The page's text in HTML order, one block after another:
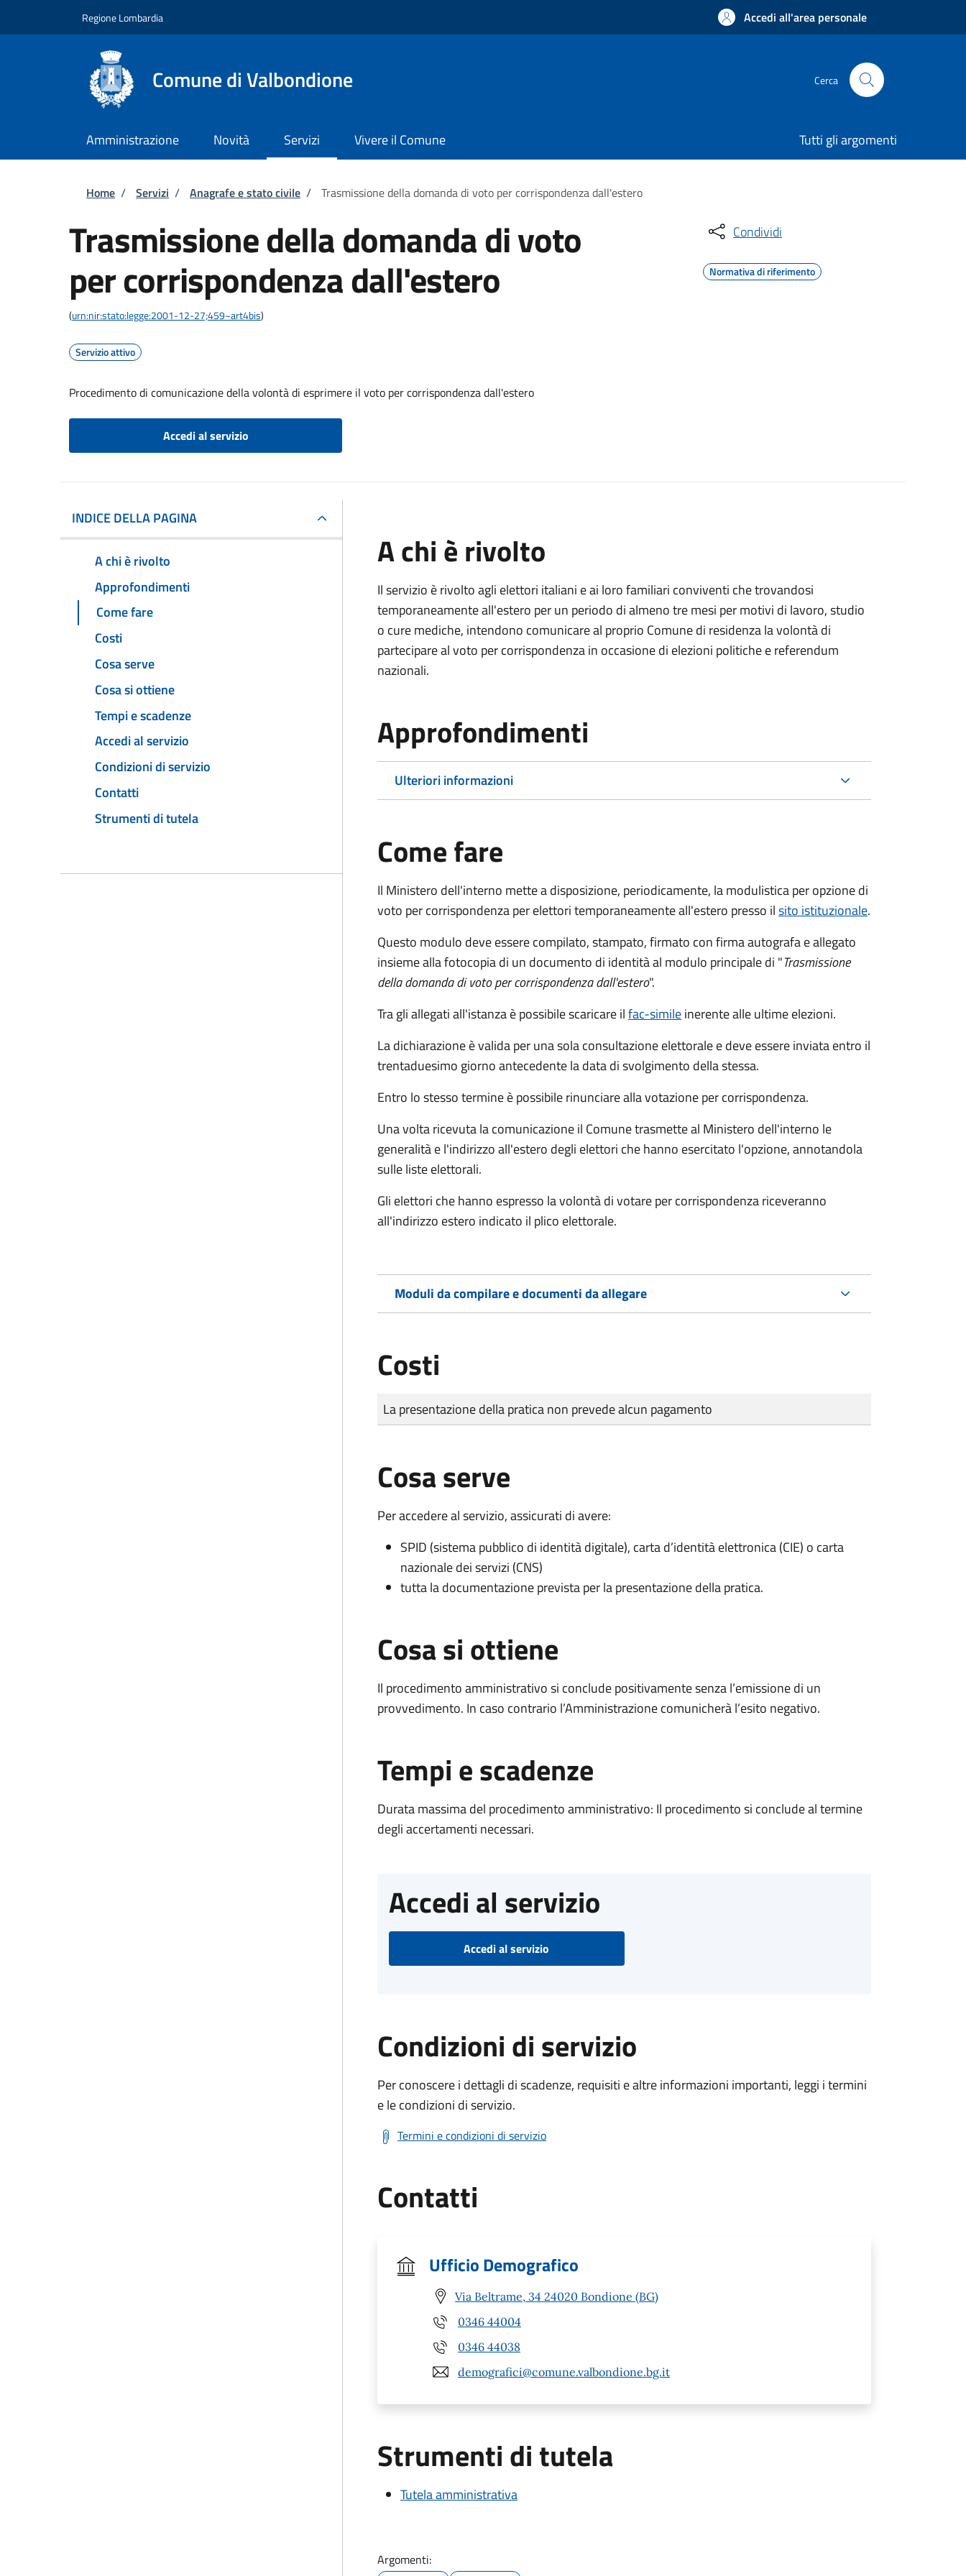
Regione Lombardia Accedi all'area personale
Comune di Valbondione Cerca
Amministrazione Novità Servizi Vivere il Comune Tutti gli argomenti
Briciole di pane
Home / Servizi / Anagrafe e stato civile / Trasmissione della domanda di voto per corrispondenza dall'estero
Trasmissione della domanda di voto
per corrispondenza dall'estero
(urn:nir:stato:legge:2001-12-27;459~art4bis)
Servizio attivo
Procedimento di comunicazione della volontà di esprimere il voto per corrispondenza dall'estero
Accedi al servizio
Condividi
Normativa di riferimento
INDICE DELLA PAGINA
A chi è rivolto
Approfondimenti
Come fare
Costi
Cosa serve
Cosa si ottiene
Tempi e scadenze
Accedi al servizio
Condizioni di servizio
Contatti
Strumenti di tutela
A chi è rivolto
Il servizio è rivolto agli elettori italiani e ai loro familiari conviventi che trovandosi
temporaneamente all'estero per un periodo di almeno tre mesi per motivi di lavoro, studio
o cure mediche, intendono comunicare al proprio Comune di residenza la volontà di
partecipare al voto per corrispondenza in occasione di elezioni politiche e referendum
nazionali.
Approfondimenti
Ulteriori informazioni
Come fare
Il Ministero dell'interno mette a disposizione, periodicamente, la modulistica per opzione di
voto per corrispondenza per elettori temporaneamente all'estero presso ilsito istituzionale.
Questo modulo deve essere compilato, stampato, firmato con firma autografa e allegato
insieme alla fotocopia di un documento di identità al modulo principale di "Trasmissione
della domanda di voto per corrispondenza dall'estero".
Tra gli allegati all'istanza è possibile scaricare ilfac-simileinerente alle ultime elezioni.
La dichiarazione è valida per una sola consultazione elettorale e deve essere inviata entro il
trentaduesimo giorno antecedente la data di svolgimento della stessa.
Entro lo stesso termine è possibile rinunciare alla votazione per corrispondenza.
Una volta ricevuta la comunicazione il Comune trasmette al Ministero dell'interno le
generalità e l'indirizzo all'estero degli elettori che hanno esercitato l'opzione, annotandola
sulle liste elettorali.
Gli elettori che hanno espresso la volontà di votare per corrispondenza riceveranno
all'indirizzo estero indicato il plico elettorale.
Moduli da compilare e documenti da allegare
Costi
Tipo di pagamento
Importo
La presentazione della pratica non prevede alcun pagamento
Cosa serve
Per accedere al servizio, assicurati di avere:
SPID (sistema pubblico di identità digitale), carta d’identità elettronica (CIE) o carta
nazionale dei servizi (CNS)
tutta la documentazione prevista per la presentazione della pratica.
Cosa si ottiene
Il procedimento amministrativo si conclude positivamente senza l’emissione di un
provvedimento. In caso contrario l’Amministrazione comunicherà l’esito negativo.
Tempi e scadenze
Durata massima del procedimento amministrativo: Il procedimento si conclude al termine
degli accertamenti necessari.
Accedi al servizio
Accedi al servizio
Condizioni di servizio
Per conoscere i dettagli di scadenze, requisiti e altre informazioni importanti, leggi i termini
e le condizioni di servizio.
Termini e condizioni di servizio
Contatti
Ufficio Demografico
Via Beltrame, 34 24020 Bondione (BG)
0346 44004
0346 44038
demografici@comune.valbondione.bg.it
Strumenti di tutela
Tutela amministrativa
Argomenti: